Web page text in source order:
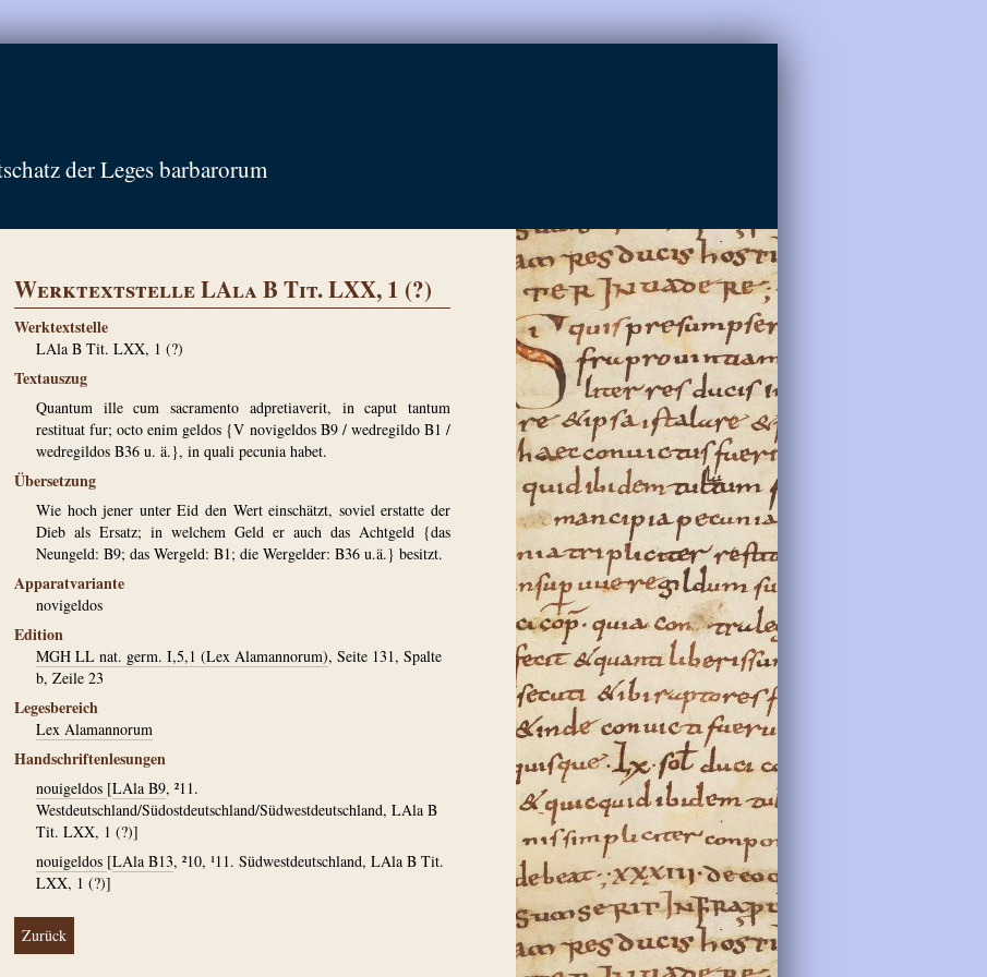
der Leges barbarorum
Werktextstelle LAla B Tit. LXX, 1 (?)
Werktextstelle
LAla B Tit. LXX, 1 (?)
Textauszug
Quantum ille cum sacramento adpretiaverit, in caput tantum
restituat fur; octo enim geldos {V novigeldos B9 / wedregildo B1 /
wedregildos B36 u. ä.}, in quali pecunia habet.
Übersetzung
Wie hoch jener unter Eid den Wert einschätzt, soviel erstatte der
Dieb als Ersatz; in welchem Geld er auch das Achtgeld {das
Neungeld: B9; das Wergeld: B1; die Wergelder: B36 u.ä.} besitzt.
Apparatvariante
novigeldos
Edition
MGH LL nat. germ. I,5,1 (Lex Alamannorum), Seite 131, Spalte
b, Zeile 23
Legesbereich
Lex Alamannorum
Handschriftenlesungen
nouigeldos [LAla B9, ²11.
Westdeutschland/Südostdeutschland/Südwestdeutschland, LAla B
Tit. LXX, 1 (?)]
nouigeldos [LAla B13, ²10, ¹11. Südwestdeutschland, LAla B Tit.
LXX, 1 (?)]
Zurück